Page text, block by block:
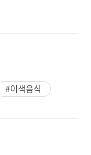
#이색음식